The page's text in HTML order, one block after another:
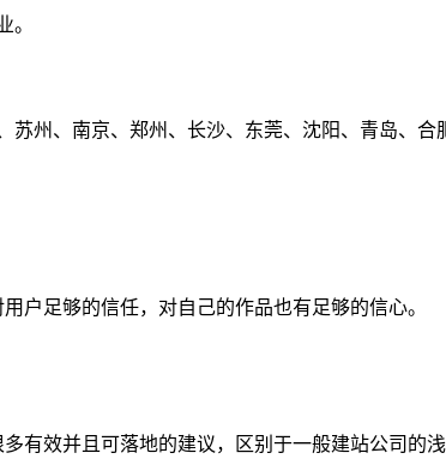
。
州、南京、郑州、长沙、东莞、沈阳、青岛、合
户足够的信任，对自己的作品也有足够的信心。
有效并且可落地的建议，区别于一般建站公司的